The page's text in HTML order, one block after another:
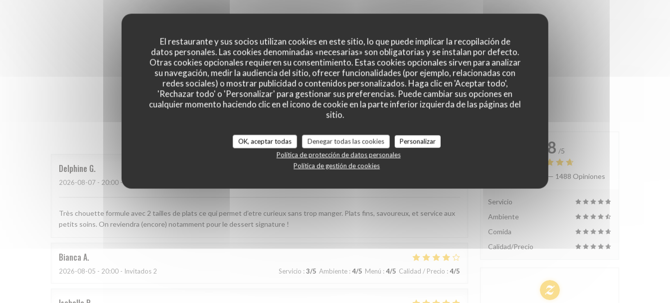
El restaurante y sus socios utilizan cookies en este sitio, lo que puede implicar la recopilación de
datos personales. Las cookies denominadas «necesarias» son obligatorias y se instalan por defecto.
Otras cookies opcionales requieren su consentimiento. Estas cookies opcionales sirven para analizar
su navegación, medir la audiencia del sitio, ofrecer funcionalidades (por ejemplo, relacionadas con
redes sociales) o mostrar publicidad o contenidos personalizados. Haga clic en 'Aceptar todo',
'Rechazar todo' o 'Personalizar' para gestionar sus preferencias. Puede cambiar sus opciones en
cualquier momento haciendo clic en el icono de cookie en la parte inferior izquierda de las páginas del
sitio.
OK, aceptar todas Denegar todas las cookies
Personalizar
Política de protección de datos personales
Política de gestión de cookies
Las opiniones de nuestros clientes
Delphine G
2026-08-07 - 20:00 - Invitados 4
Très chouette formule avec 2 tailles de plats ce qui permet d’etre curieux sans trop manger. Plats fins, savoureux, et service aux
petits soins. On reviendra (encore) notamment pour le dessert signature !
Bianca A
2026-08-05 - 20:00 - Invitados 2 Servicio : 3/5 Ambiente : 4/5 Menú : 4/5 Calidad / Precio : 4/5
4.8 /5
Valoración media — 1488 Opiniones
Servicio
Ambiente
Comida
Calidad/Precio